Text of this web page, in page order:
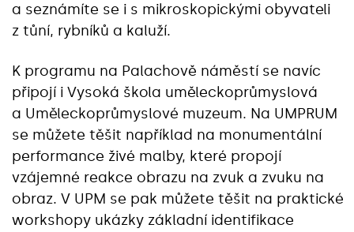
a seznámíte se i s mikroskopickými obyvateli
z tůní, rybníků a kaluží.
K programu na Palachově náměstí se navíc
připojí i Vysoká škola uměleckoprůmyslová
a Uměleckoprůmyslové muzeum. Na UMPRUM
se můžete těšit například na monumentální
performance živé malby, které propojí
vzájemné reakce obrazu na zvuk a zvuku na
obraz. V UPM se pak můžete těšit na praktické
workshopy ukázky základní identifikace